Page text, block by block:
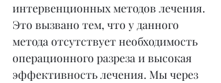
интервенционных методов лечения.
Это вызвано тем, что у данного
метода отсутствует необходимость
операционного разреза и высокая
эффективность лечения. Мы через